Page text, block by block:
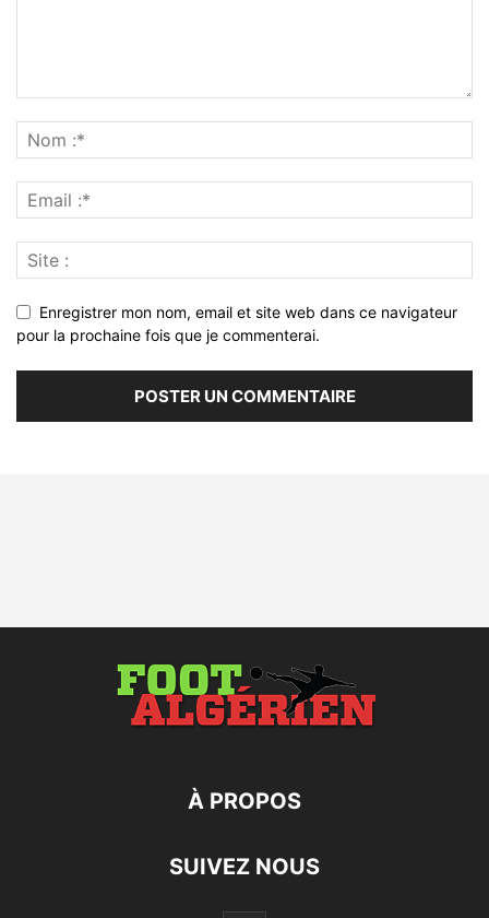
Enregistrer mon nom, email et site web dans ce navigateur
pour la prochaine fois que je commenterai.
À PROPOS
SUIVEZ NOUS